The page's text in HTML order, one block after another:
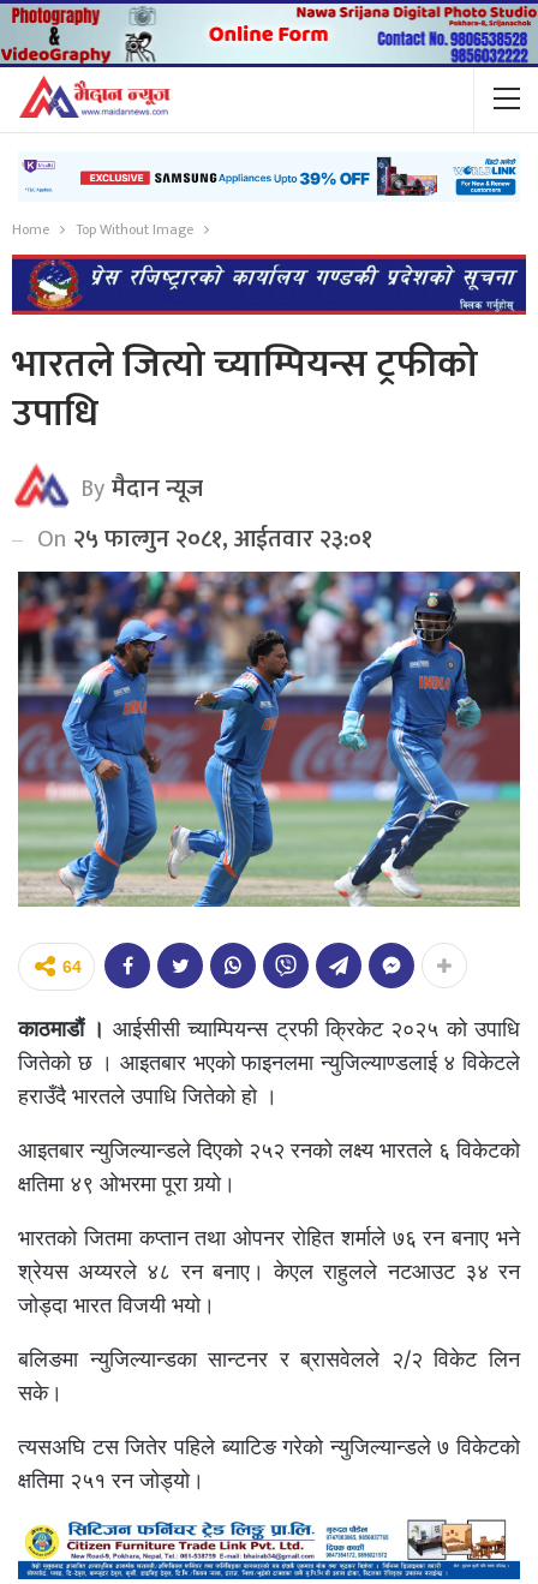
Home Top Without Image
भारतले जित्यो च्याम्पियन्स ट्रफीको
उपाधि
Byमैदान न्यूज
On २५ फाल्गुन २०८१, आईतवार २३:०१
64
काठमाडौं । आईसीसी च्याम्पियन्स ट्रफी क्रिकेट २०२५ को उपाधि
जितेको छ । आइतबार भएको फाइनलमा न्युजिल्याण्डलाई ४ विकेटले
हराउँदै भारतले उपाधि जितेको हो ।
आइतबार न्युजिल्यान्डले दिएको २५२ रनको लक्ष्य भारतले ६ विकेटको
क्षतिमा ४९ ओभरमा पूरा गर्‍यो।
भारतको जितमा कप्तान तथा ओपनर रोहित शर्माले ७६ रन बनाए भने
श्रेयस अय्यरले ४८ रन बनाए। केएल राहुलले नटआउट ३४ रन
जोड्दा भारत विजयी भयो।
बलिङमा न्युजिल्यान्डका सान्टनर र ब्रासवेलले २/२ विकेट लिन
सके।
त्यसअघि टस जितेर पहिले ब्याटिङ गरेको न्युजिल्यान्डले ७ विकेटको
क्षतिमा २५१ रन जोड्यो।